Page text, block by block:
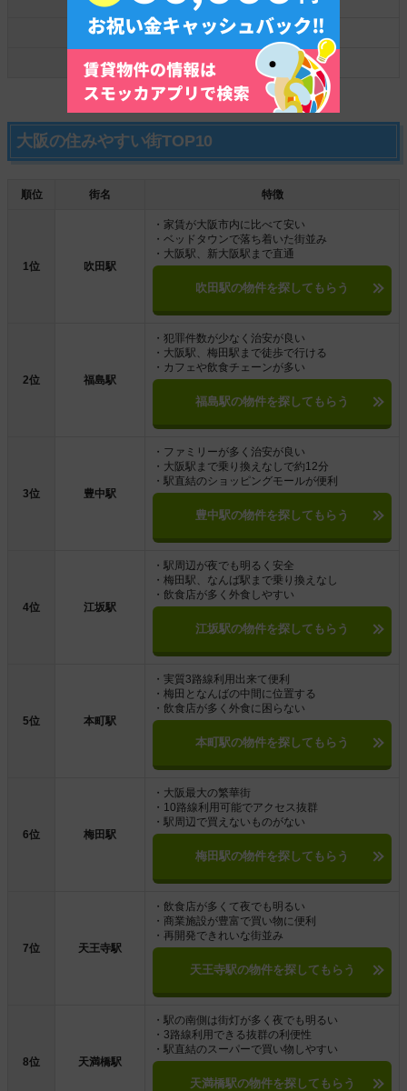
ローソン 1件
サンクス 0件
その他 0件
大阪の住みやすい街TOP10
順位 街名 特徴
1位 吹田駅
・家賃が大阪市内に比べて安い
・ベッドタウンで落ち着いた街並み
・大阪駅、新大阪駅まで直通
吹田駅の物件を探してもらう
2位 福島駅
・犯罪件数が少なく治安が良い
・大阪駅、梅田駅まで徒歩で行ける
・カフェや飲食チェーンが多い
福島駅の物件を探してもらう
3位 豊中駅
・ファミリーが多く治安が良い
・大阪駅まで乗り換えなしで約12分
・駅直結のショッピングモールが便利
豊中駅の物件を探してもらう
4位 江坂駅
・駅周辺が夜でも明るく安全
・梅田駅、なんば駅まで乗り換えなし
・飲食店が多く外食しやすい
江坂駅の物件を探してもらう
5位 本町駅
・実質3路線利用出来て便利
・梅田となんばの中間に位置する
・飲食店が多く外食に困らない
本町駅の物件を探してもらう
6位 梅田駅
・大阪最大の繁華街
・10路線利用可能でアクセス抜群
・駅周辺で買えないものがない
梅田駅の物件を探してもらう
7位 天王寺駅
・飲食店が多くて夜でも明るい
・商業施設が豊富で買い物に便利
・再開発できれいな街並み
天王寺駅の物件を探してもらう
8位 天満橋駅
・駅の南側は街灯が多く夜でも明るい
・3路線利用できる抜群の利便性
・駅直結のスーパーで買い物しやすい
天満橋駅の物件を探してもらう